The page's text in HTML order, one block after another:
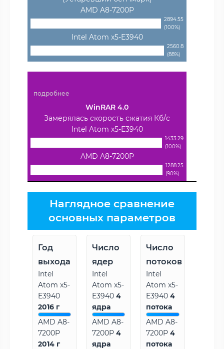
AMD A8-7200P
2894.55
(100%)
Intel Atom x5-E3940
2560.8
(88%)
подробнее
WinRAR 4.0
Замерялась скорость сжатия Кб/с
Intel Atom x5-E3940
1433.29
(100%)
AMD A8-7200P
1288.25
(90%)
Наглядное сравнение
основных параметров
Год
выхода
Intel
Atom x5-
E3940
2016 г
AMD A8-
7200P
2014 г
Число
ядер
Intel
Atom x5-
E39404
ядра
AMD A8-
7200P4
ядра
Число
потоков
Intel
Atom x5-
E39404
потока
AMD A8-
7200P4
потока